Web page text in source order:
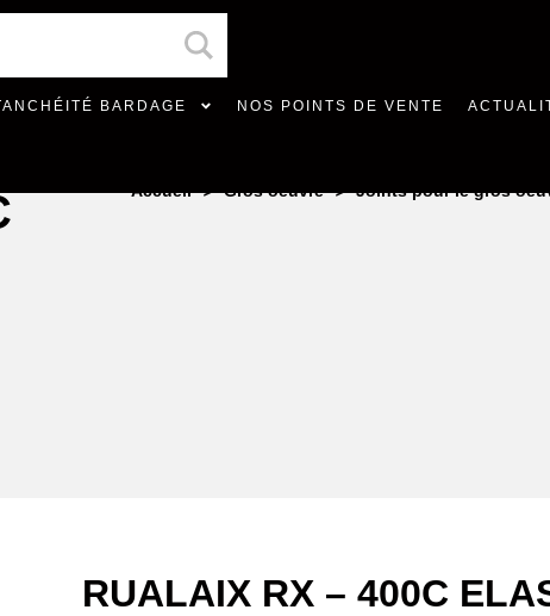
BARDAGE NOS POINTS DE VENTE
Accueil > Gros oeuvre > Joints pour le gros
RUALAIX RX – 400C